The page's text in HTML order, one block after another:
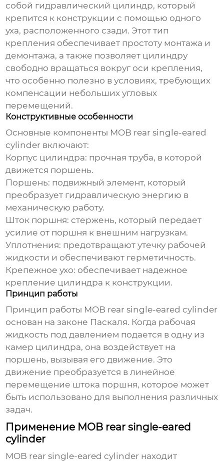
собой гидравлический цилиндр, который
крепится к конструкции с помощью одного
уха, расположенного сзади. Этот тип
крепления обеспечивает простоту монтажа и
демонтажа, а также позволяет цилиндру
свободно вращаться вокруг оси крепления,
что особенно полезно в условиях, требующих
компенсации небольших угловых
перемещений.
Конструктивные особенности
Основные компоненты MOB rear single-eared
cylinder включают:
Корпус цилиндра: прочная труба, в которой
движется поршень.
Поршень: подвижный элемент, который
преобразует гидравлическую энергию в
механическую работу.
Шток поршня: стержень, который передает
усилие от поршня к внешним нагрузкам.
Уплотнения: предотвращают утечку рабочей
жидкости и обеспечивают герметичность.
Крепежное ухо: обеспечивает надежное
крепление цилиндра к конструкции.
Принцип работы
Принцип работы MOB rear single-eared cylinder
основан на законе Паскаля. Когда рабочая
жидкость под давлением подается в одну из
камер цилиндра, она воздействует на
поршень, вызывая его движение. Это
движение преобразуется в линейное
перемещение штока поршня, которое может
быть использовано для выполнения различных
задач.
Применение MOB rear single-eared
cylinder
MOB rear single-eared cylinder находит